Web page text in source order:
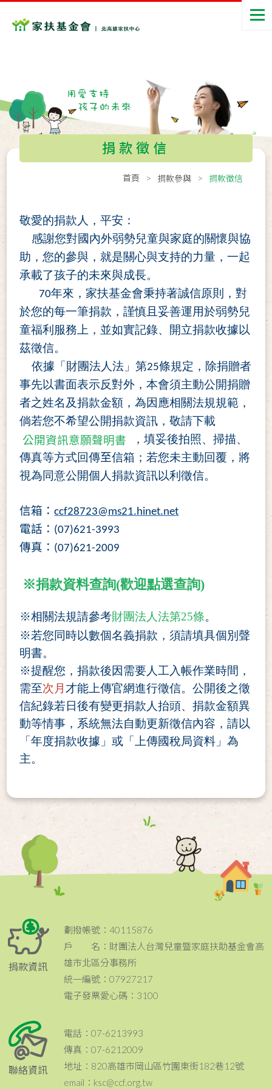
捐款徵信
首頁 捐款參與 捐款徵信
敬愛的捐款人，平安：
感謝您對國內外弱勢兒童與家庭的關懷與協
助，您的參與，就是關心與支持的力量，一起
承載了孩子的未來與成長。
70年來，家扶基金會秉持著誠信原則，對
於您的每一筆捐款，謹慎且妥善運用於弱勢兒
童福利服務上，並如實記錄、開立捐款收據以
茲徵信。
依據「財團法人法」第25條規定，除捐贈者
事先以書面表示反對外，本會須主動公開捐贈
者之姓名及捐款金額，為因應相關法規規範，
倘若您不希望公開捐款資訊，敬請下載
公開資訊意願聲明書
，填妥後拍照、掃描、
傳真等方式回傳至信箱 ；若您未主動回覆，將
視為同意公開個人捐款資訊以利徵信。
信箱：ccf28723@ms21.hinet.net
電話： (07)621-3993
傳真： (07)621-2009
※捐款資料查詢(歡迎點選查詢)
※相關法規請參考財團法人法第25條。
※若您同時以數個名義捐款，須請填具個別聲
明書。
※提醒您，捐款後因需要人工入帳作業時間，
需至次月 才能上傳官網進行徵信。公開後之徵
信紀錄若日後有變更捐款人抬頭、捐款金額異
動等情事，系統無法自動更新徵信內容，請以
「年度捐款收據」或「上傳國稅局資料」為
主。
捐款資訊
劃撥帳號：40115876
戶 名：財團法人台灣兒童暨家庭扶助基金會高
雄市北區分事務所
統一編號：07927217
電子發票愛心碼：3100
聯絡資訊
電話：07-6213993
傳真：07-6212009
地址：820高雄市岡山區竹圍東街182巷12號
email：ksc@ccf.org.tw